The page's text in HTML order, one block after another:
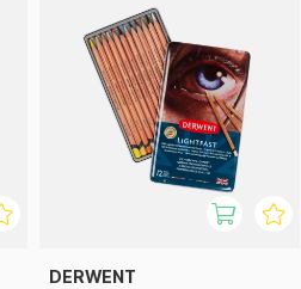
DERWENT